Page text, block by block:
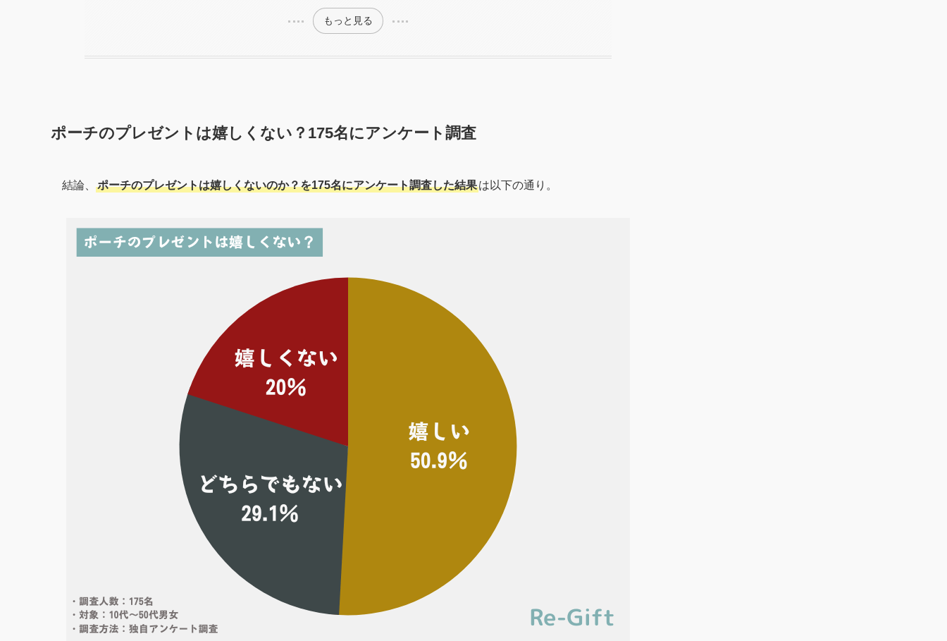
もっと見る
ポーチのプレゼントは嬉しくない？175名にアンケート調査
結論、 ポーチのプレゼントは嬉しくないのか？を175名にアンケート調査した結果は以下の通り。